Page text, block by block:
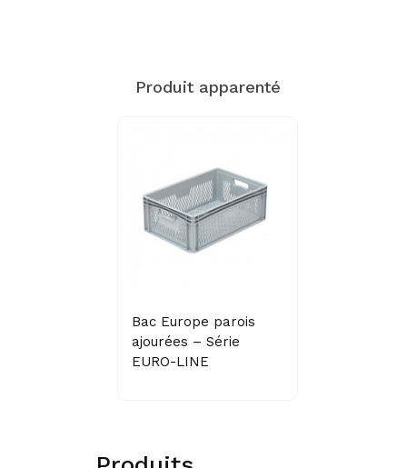
Produit apparenté
Bac Europe parois
ajourées – Série
EURO-LINE